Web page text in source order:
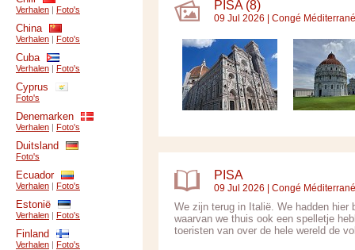
PISA (8)
09 Jul 2026 | Congé
PISA
09 Jul 2026 | Congé
We zijn terug in Italië. We hadden hier
waarvan we thuis ook een spelletje
toeristen van over de hele wereld de
Verhalen | Foto's
China
Verhalen | Foto's
Cuba
Verhalen | Foto's
Cyprus
Foto's
Denemarken
Verhalen | Foto's
Duitsland
Foto's
Ecuador
Verhalen | Foto's
Estonië
Verhalen | Foto's
Finland
Verhalen | Foto's